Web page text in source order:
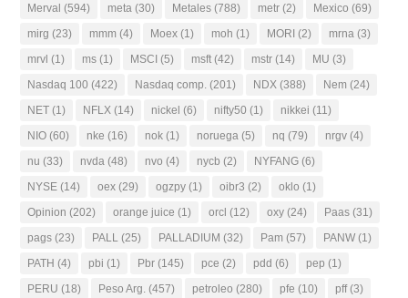
Merval (594) meta (30) Metales (788) metr (2) Mexico (69)
mirg (23) mmm (4) Moex (1) moh (1) MORI (2) mrna (3)
mrvl (1) ms (1) MSCI (5) msft (42) mstr (14) MU (3)
Nasdaq 100 (422) Nasdaq comp. (201) NDX (388) Nem (24)
NET (1) NFLX (14) nickel (6) nifty50 (1) nikkei (11)
NIO (60) nke (16) nok (1) noruega (5) nq (79) nrgv (4)
nu (33) nvda (48) nvo (4) nycb (2) NYFANG (6)
NYSE (14) oex (29) ogzpy (1) oibr3 (2) oklo (1)
Opinion (202) orange juice (1) orcl (12) oxy (24) Paas (31)
pags (23) PALL (25) PALLADIUM (32) Pam (57) PANW (1)
PATH (4) pbi (1) Pbr (145) pce (2) pdd (6) pep (1)
PERU (18) Peso Arg. (457) petroleo (280) pfe (10) pff(3)